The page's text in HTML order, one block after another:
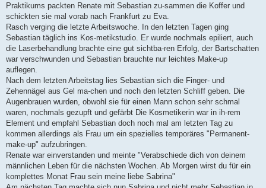
Praktikums packten Renate mit Sebastian zu-sammen die Koffer und
schickten sie mal vorab nach Frankfurt zu Eva.
Rasch verging die letzte Arbeitswoche. In den letzten Tagen ging
Sebastian täglich ins Kos-metikstudio. Er wurde nochmals epiliert, auch
die Laserbehandlung brachte eine gut sichtba-ren Erfolg, der Bartschatten
war verschwunden und Sebastian brauchte nur leichtes Make-up
auflegen.
Nach dem letzten Arbeitstag lies Sebastian sich die Finger- und
Zehennägel aus Gel ma-chen und noch den letzten Schliff geben. Die
Augenbrauen wurden, obwohl sie für einen Mann schon sehr schmal
waren, nochmals gezupft und gefärbt Die Kosmetikerin war in ih-rem
Element und empfahl Sebastian doch noch mal am letzten Tag zu
kommen allerdings als Frau um ein spezielles temporäres "Permanent-
make-up" aufzubringen.
Renate war einverstanden und meinte "Verabschiede dich von deinem
männlichen Leben für die nächsten Wochen. Ab Morgen wirst du für ein
komplettes Monat Frau sein meine liebe Sabrina"